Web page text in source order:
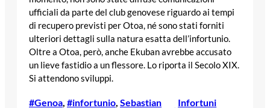
ufficiali da parte del club genovese riguardo ai tempi
di recupero previsti per Otoa, né sono stati forniti
ulteriori dettagli sulla natura esatta dell’infortunio.
Oltre a Otoa, però, anche Ekuban avrebbe accusato
un lieve fastidio a un flessore. Lo riporta il Secolo XIX.
Si attendono sviluppi.
#Genoa, #infortunio, Sebastian
Infortuni